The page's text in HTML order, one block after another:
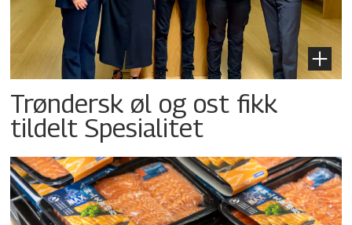
Trøndersk øl og ost fikk
tildelt Spesialitet